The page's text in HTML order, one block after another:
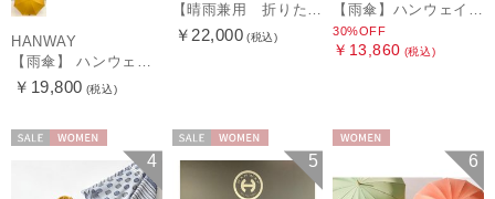
HANWAY
【雨傘】 ハンウェイ （HANWAY） Couturier クチュリエ 長傘 日本製
￥19,800 (税込)
【晴雨兼用 折りたたみ日傘】ハンウェイ（ＨＡＮＷＡＹ）Vestido de frida（べスティード・デ・フリーダ）
￥22,000 (税込)
【雨傘】ハンウェイ (HANWAY) Lily CJ（リリー・シー・ジェー） 日本製 親骨：51～55cm
30%OFF
￥13,860 (税込)
4 5 6